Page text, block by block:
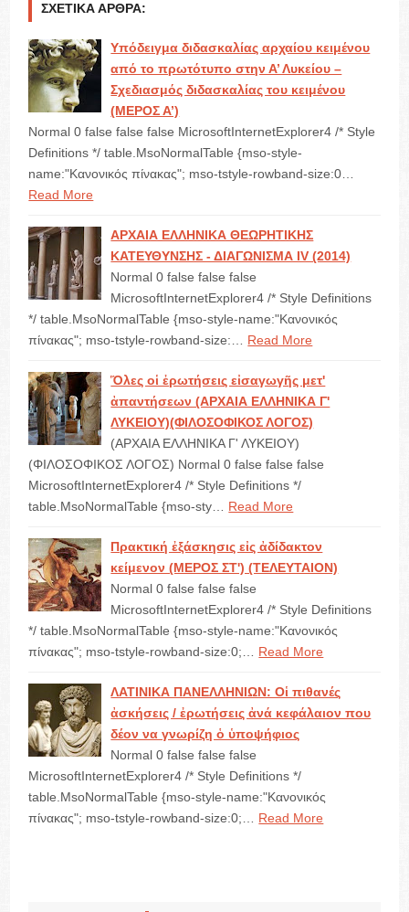
ΣΧΕΤΙΚΆ ΆΡΘΡΑ:
Υπόδειγμα διδασκαλίας αρχαίου κειμένου
από το πρωτότυπο στην Α’ Λυκείου –
Σχεδιασμός διδασκαλίας του κειμένου
(ΜΕΡΟΣ Α’)
Normal 0 false false false MicrosoftInternetExplorer4 /* Style
Definitions */ table.MsoNormalTable {mso-style-
name:"Κανονικός πίνακας"; mso-tstyle-rowband-size:0…
Read More
ΑΡΧΑΙΑ ΕΛΛΗΝΙΚΑ ΘΕΩΡΗΤΙΚΗΣ
ΚΑΤΕΥΘΥΝΣΗΣ - ΔΙΑΓΩΝΙΣΜΑ IV (2014)
Normal 0 false false false
MicrosoftInternetExplorer4 /* Style Definitions
*/ table.MsoNormalTable {mso-style-name:"Κανονικός
πίνακας"; mso-tstyle-rowband-size:…
Read More
Ὅλες οἱ ἐρωτήσεις εἰσαγωγῆς μετ'
ἀπαντήσεων (ΑΡΧΑΙΑ ΕΛΛΗΝΙΚΑ Γ'
ΛΥΚΕΙΟΥ)(ΦΙΛΟΣΟΦΙΚΟΣ ΛΟΓΟΣ)
(ΑΡΧΑΙΑ ΕΛΛΗΝΙΚΑ Γ' ΛΥΚΕΙΟΥ)
(ΦΙΛΟΣΟΦΙΚΟΣ ΛΟΓΟΣ) Normal 0 false false false
MicrosoftInternetExplorer4 /* Style Definitions */
table.MsoNormalTable {mso-sty…
Read More
Πρακτική ἐξάσκησις εἰς ἀδίδακτον
κείμενον (ΜΕΡΟΣ ΣΤ') (ΤΕΛΕΥΤΑΙΟΝ)
Normal 0 false false false
MicrosoftInternetExplorer4 /* Style Definitions
*/ table.MsoNormalTable {mso-style-name:"Κανονικός
πίνακας"; mso-tstyle-rowband-size:0;…
Read More
ΛΑΤΙΝΙΚΑ ΠΑΝΕΛΛΗΝΙΩΝ: Οἱ πιθανές
ἀσκήσεις / ἐρωτήσεις ἀνά κεφάλαιον που
δέον να γνωρίζη ὁ ὑποψήφιος
Normal 0 false false false
MicrosoftInternetExplorer4 /* Style Definitions */
table.MsoNormalTable {mso-style-name:"Κανονικός
πίνακας"; mso-tstyle-rowband-size:0;…
Read More